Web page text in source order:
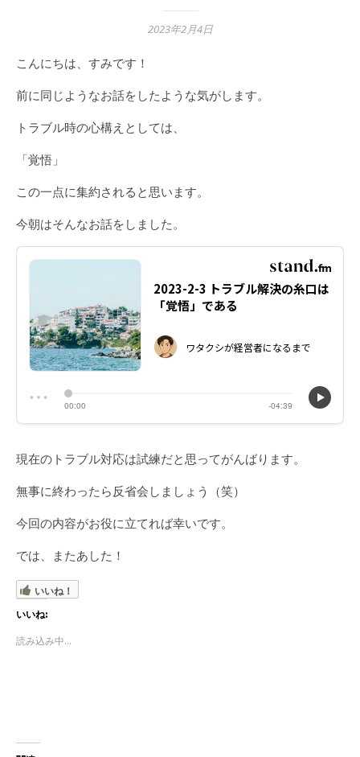
2023年2月4日
こんにちは、すみです！
前に同じようなお話をしたような気がします。
トラブル時の心構えとしては、
「覚悟」
この一点に集約されると思います。
今朝はそんなお話をしました。
現在のトラブル対応は試練だと思ってがんばります。
無事に終わったら反省会しましょう（笑）
今回の内容がお役に立てれば幸いです。
では、またあした！
いいね！
いいね:
読み込み中...